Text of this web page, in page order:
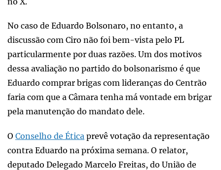
No caso de Eduardo Bolsonaro, no entanto, a
discussão com Ciro não foi bem-vista pelo PL
particularmente por duas razões. Um dos motivos
dessa avaliação no partido do bolsonarismo é que
Eduardo comprar brigas com lideranças do Centrão
faria com que a Câmara tenha má vontade em brigar
pela manutenção do mandato dele.
O Conselho de Ética prevê votação da representação
contra Eduardo na próxima semana. O relator,
deputado Delegado Marcelo Freitas, do União de